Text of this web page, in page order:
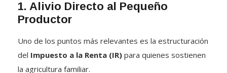
Productor
delImpuesto a la Renta (IR)para quienes sostienen
la agricultura familiar.